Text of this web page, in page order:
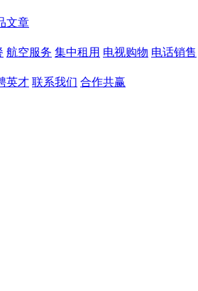
文章
航空服务 集中租用 电视购物 电话销售
英才 联系我们 合作共赢